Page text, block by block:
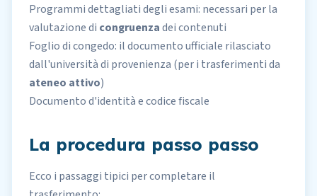
Programmi dettagliati degli esami: necessari per la
valutazione di congruenzadei contenuti
Foglio di congedo: il documento ufficiale rilasciato
dall'università di provenienza (per i trasferimenti da
ateneo attivo)
Documento d'identità e codice fiscale
La procedura passo passo
Ecco i passaggi tipici per completare il